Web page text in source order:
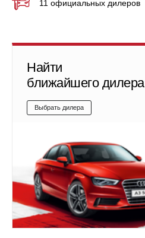
11 официальных дилеров
Найти
ближайшего дилера
Выбрать дилера